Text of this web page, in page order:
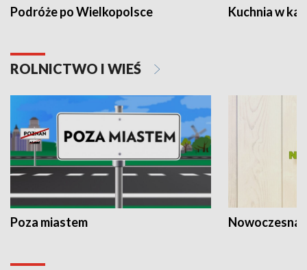
Podróże po Wielkopolsce Kuchnia w
ROLNICTWO I WIEŚ
Poza miastem Nowoczesna